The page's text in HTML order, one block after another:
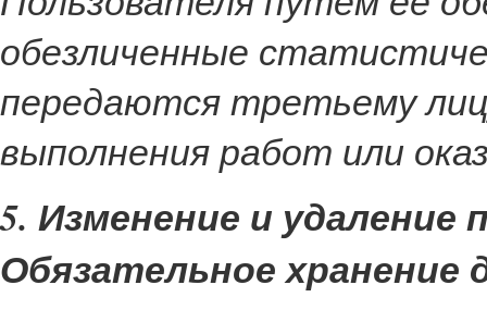
обезличенные
передаются третьему
выполнения работ или
5. Изменение и
Обязательное хранение